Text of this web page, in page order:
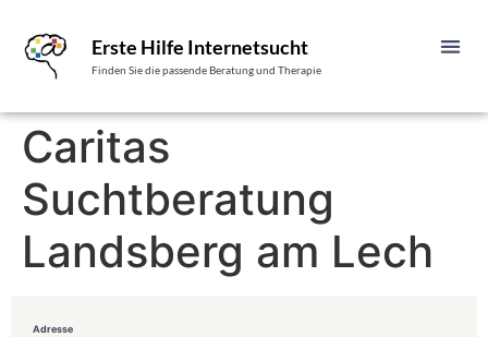
Erste Hilfe Internetsucht
Finden Sie die passende Beratung und Therapie
Caritas
Suchtberatung
Landsberg am Lech
Adresse